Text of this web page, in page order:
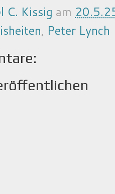
C. Kissig am
, Peter Lynch